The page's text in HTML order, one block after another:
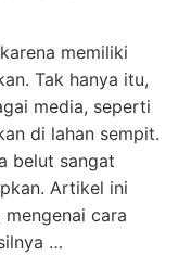
memiliki
Tak hanya itu,
media, seperti
di lahan sempit.
belut sangat
Artikel ini
cara
…